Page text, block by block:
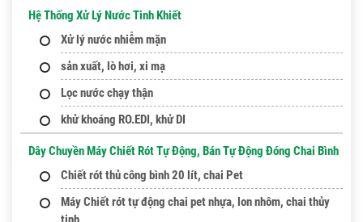
Hệ Thống Xử Lý Nước Tinh Khiết
Xử lý nước nhiễm mặn
sản xuất, lò hơi, xi mạ
Lọc nước chạy thận
khử khoáng RO.EDI, khử DI
Dây Chuyền Máy Chiết Rót Tự Động, Bán Tự Động Đóng Chai Bình
Chiết rót thủ công bình 20 lít, chai Pet
Máy Chiết rót tự động chai pet nhựa, lon nhôm, chai thủy